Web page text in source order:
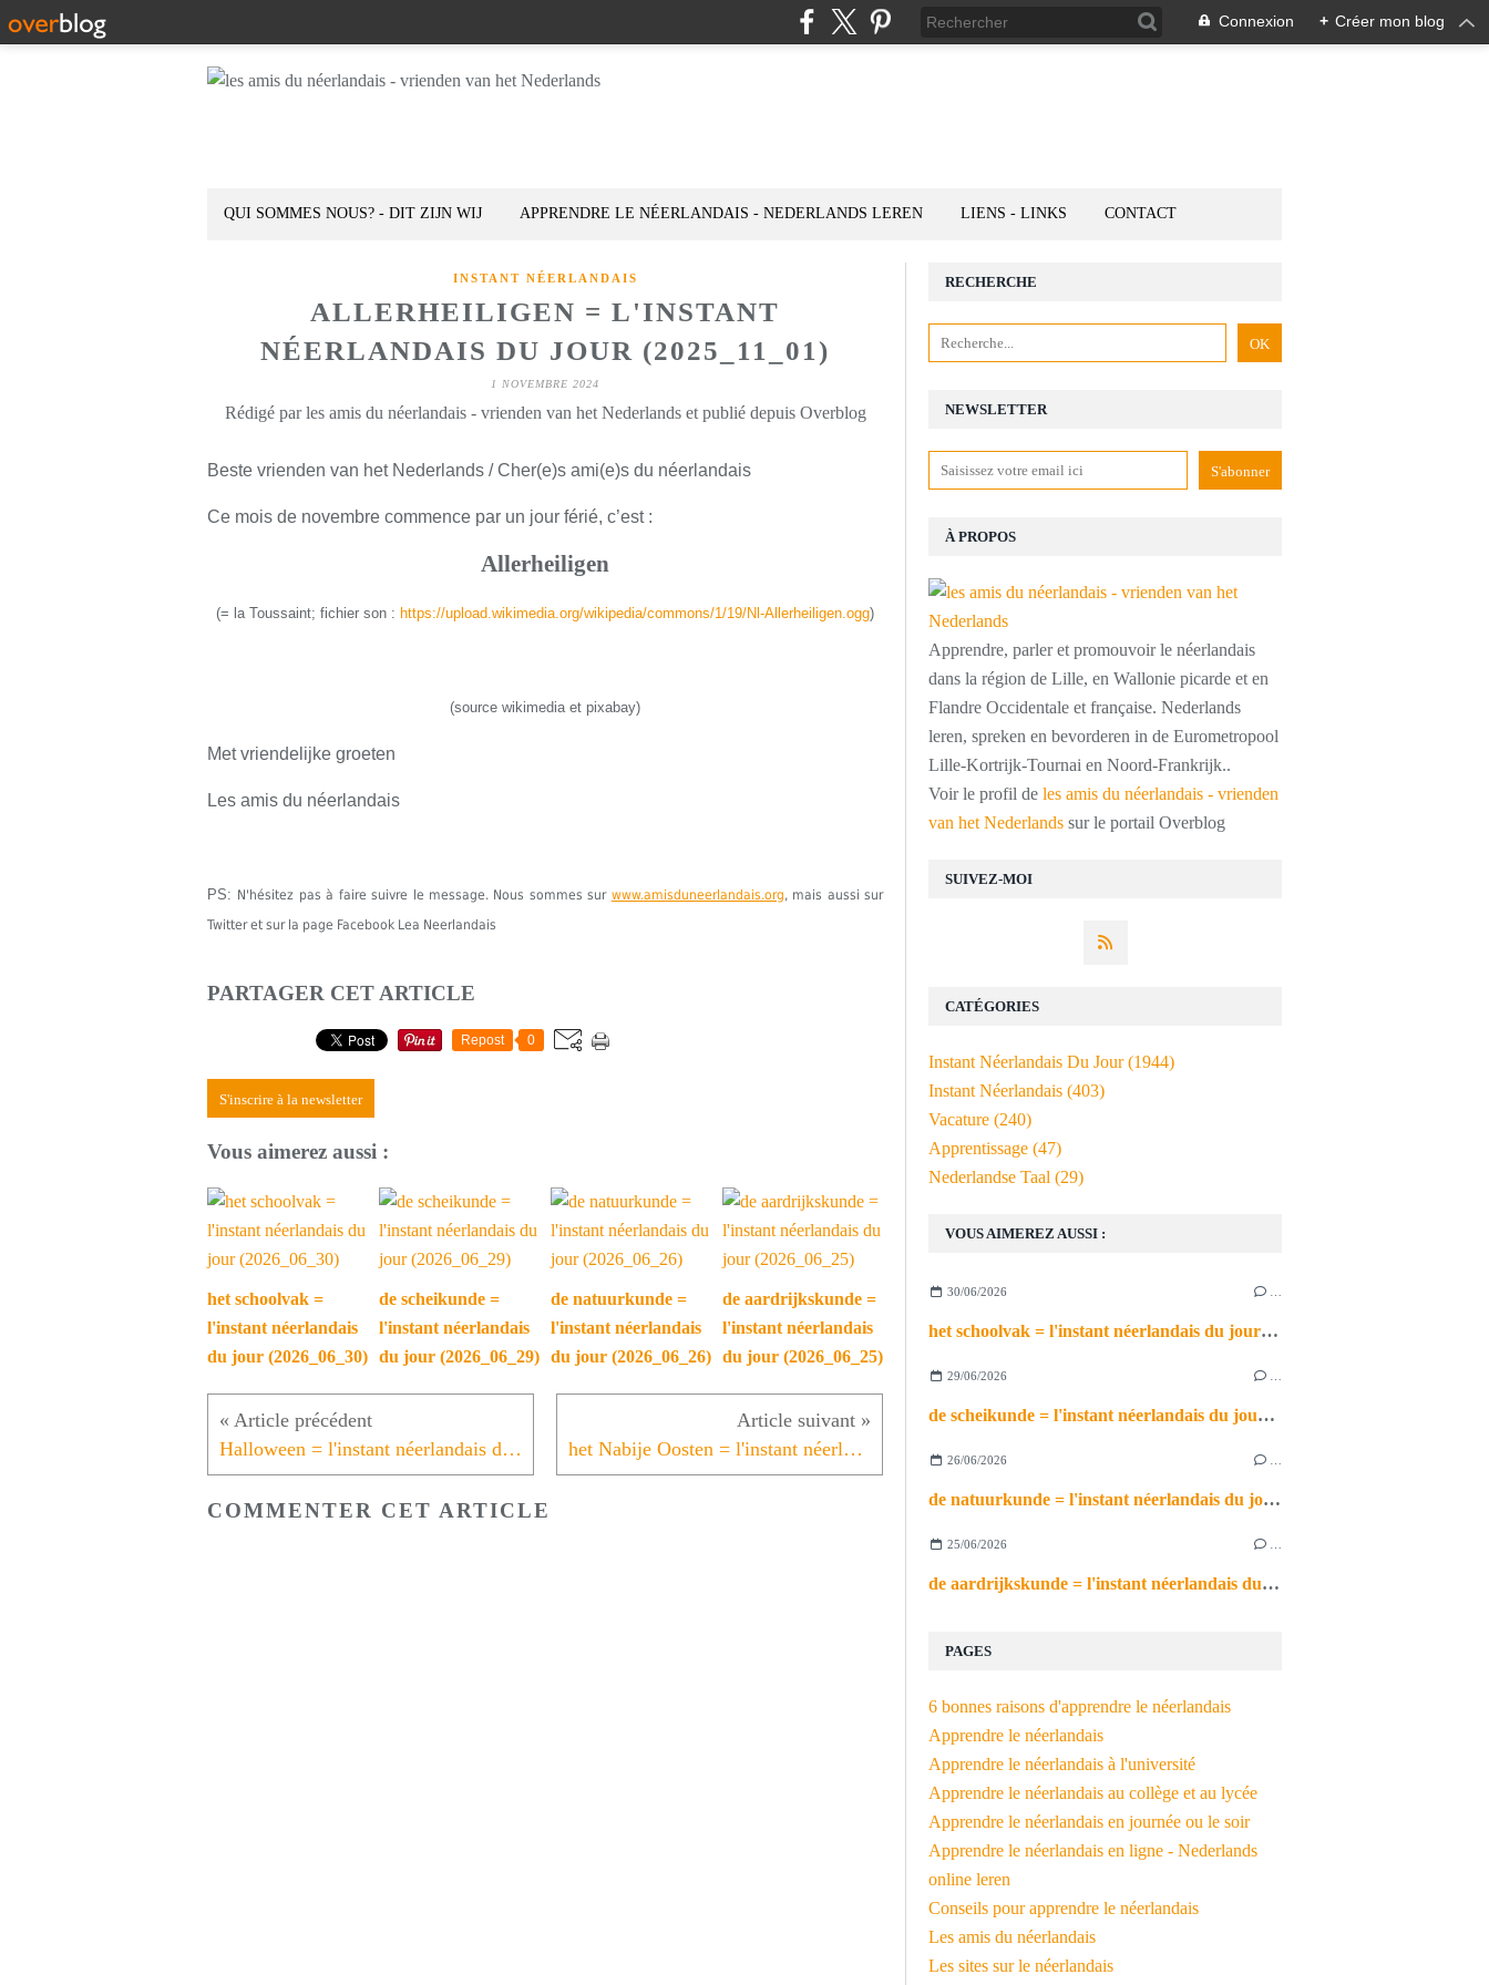
Connexion + Créer mon blog
QUI SOMMES NOUS? - DIT ZIJN WIJ APPRENDRE LE NÉERLANDAIS - NEDERLANDS LEREN LIENS - LINKS CONTACT
INSTANT NÉERLANDAIS
ALLERHEILIGEN = L'INSTANT
NÉERLANDAIS DU JOUR (2025_11_01)
1 NOVEMBRE 2024
Rédigé par les amis du néerlandais - vrienden van het Nederlands et publié depuis Overblog
Beste vrienden van het Nederlands / Cher(e)s ami(e)s du néerlandais
Ce mois de novembre commence par un jour férié, c’est :
Allerheiligen
(= la Toussaint; fichier son : https://upload.wikimedia.org/wikipedia/commons/1/19/Nl-Allerheiligen.ogg)
(source wikimedia et pixabay)
Met vriendelijke groeten
Les amis du néerlandais
PS: N'hésitez pas à faire suivre le message. Nous sommes sur www.amisduneerlandais.org, mais aussi sur
Twitter et sur la page Facebook Lea Neerlandais
PARTAGER CET ARTICLE
Repost 0
S'inscrire à la newsletter
Vous aimerez aussi :
het schoolvak =
l'instant néerlandais
du jour (2026_06_30)
de scheikunde =
l'instant néerlandais
du jour (2026_06_29)
de natuurkunde =
l'instant néerlandais
du jour (2026_06_26)
de aardrijkskunde =
l'instant néerlandais
du jour (2026_06_25)
Halloween = l'instant néerlandais du jour (2024_10_31) het Nabije Oosten = l'instant néerlandais du jour (2024_11_04)
COMMENTER CET ARTICLE
NEWSLETTER
SUIVEZ-MOI
RECHERCHE
À PROPOS
Apprendre, parler et promouvoir le néerlandais
dans la région de Lille, en Wallonie picarde et en
Flandre Occidentale et française. Nederlands
leren, spreken en bevorderen in de Eurometropool
Lille-Kortrijk-Tournai en Noord-Frankrijk..
Voir le profil de les amis du néerlandais - vrienden
van het Nederlands sur le portail Overblog
VOUS AIMEREZ AUSSI :
30/06/2026
het schoolvak = l'instant néerlandais du jour (2026_06_30)
29/06/2026
de scheikunde = l'instant néerlandais du jour (2026_06_29)
26/06/2026
de natuurkunde = l'instant néerlandais du jour (2026_06_26)
25/06/2026
de aardrijkskunde = l'instant néerlandais du jour (2026_06_25)
PAGES
6 bonnes raisons d'apprendre le néerlandais
Apprendre le néerlandais
Apprendre le néerlandais à l'université
Apprendre le néerlandais au collège et au lycée
Apprendre le néerlandais en journée ou le soir
Apprendre le néerlandais en ligne - Nederlands
online leren
Conseils pour apprendre le néerlandais
Les amis du néerlandais
Les sites sur le néerlandais
CATÉGORIES
Instant Néerlandais Du Jour(1944)
Instant Néerlandais (403)
Vacature (240)
Apprentissage (47)
Nederlandse Taal (29)